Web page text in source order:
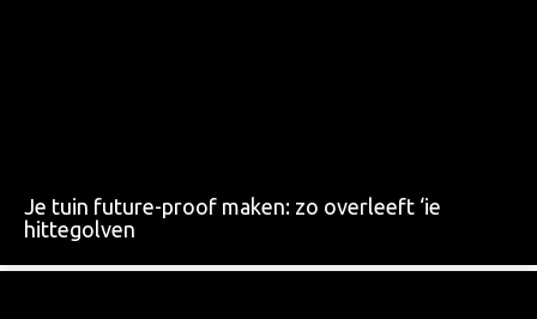
Je tuin future-proof maken: zo overleeft ‘ie
hittegolven